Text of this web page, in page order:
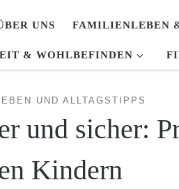
UNS FAMILIENLEBEN
& WOHLBEFINDEN
UND ALLTAGSTIPPS
und sicher:
Kindern